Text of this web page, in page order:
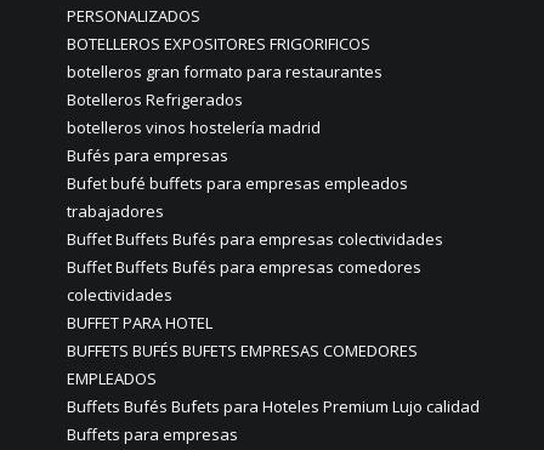
PERSONALIZADOS
BOTELLEROS EXPOSITORES FRIGORIFICOS
botelleros gran formato para restaurantes
Botelleros Refrigerados
botelleros vinos hostelería madrid
Bufés para empresas
Bufet bufé buffets para empresas empleados
trabajadores
Buffet Buffets Bufés para empresas colectividades
Buffet Buffets Bufés para empresas comedores
colectividades
BUFFET PARA HOTEL
BUFFETS BUFÉS BUFETS EMPRESAS COMEDORES
EMPLEADOS
Buffets Bufés Bufets para Hoteles Premium Lujo calidad
Buffets para empresas